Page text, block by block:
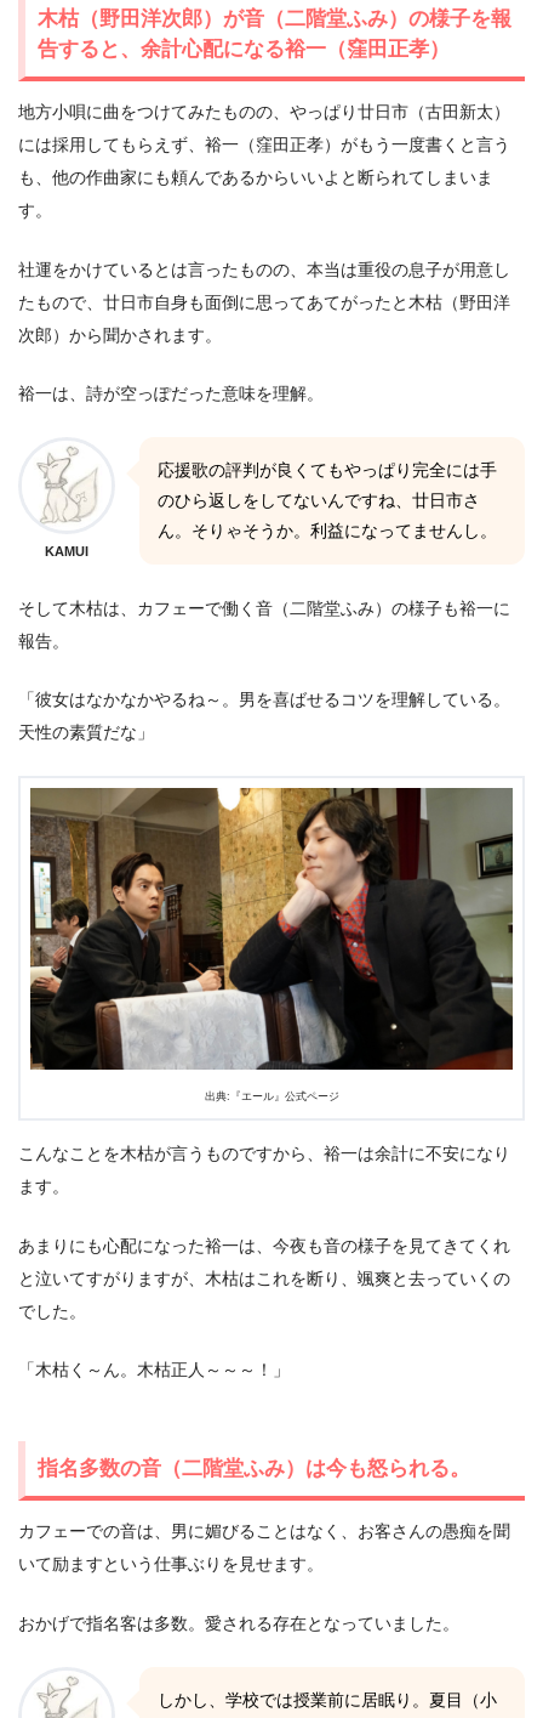
木枯（野田洋次郎）が音（二階堂ふみ）の様子を報
告すると、余計心配になる裕一（窪田正孝）
地方小唄に曲をつけてみたものの、やっぱり廿日市（古田新太）
には採用してもらえず、裕一（窪田正孝）がもう一度書くと言う
も、他の作曲家にも頼んであるからいいよと断られてしまいま
す。
社運をかけているとは言ったものの、本当は重役の息子が用意し
たもので、廿日市自身も面倒に思ってあてがったと木枯（野田洋
次郎）から聞かされます。
裕一は、詩が空っぽだった意味を理解。
KAMUI
応援歌の評判が良くてもやっぱり完全には手
のひら返しをしてないんですね、廿日市さ
ん。そりゃそうか。利益になってませんし。
そして木枯は、カフェーで働く音（二階堂ふみ）の様子も裕一に
報告。
「彼女はなかなかやるね～。男を喜ばせるコツを理解している。
天性の素質だな」
出典:『エール』公式ページ
こんなことを木枯が言うものですから、裕一は余計に不安になり
ます。
あまりにも心配になった裕一は、今夜も音の様子を見てきてくれ
と泣いてすがりますが、木枯はこれを断り、颯爽と去っていくの
でした。
「木枯く～ん。木枯正人～～～！」
指名多数の音（二階堂ふみ）は今も怒られる。
カフェーでの音は、男に媚びることはなく、お客さんの愚痴を聞
いて励ますという仕事ぶりを見せます。
おかげで指名客は多数。愛される存在となっていました。
しかし、学校では授業前に居眠り。夏目（小